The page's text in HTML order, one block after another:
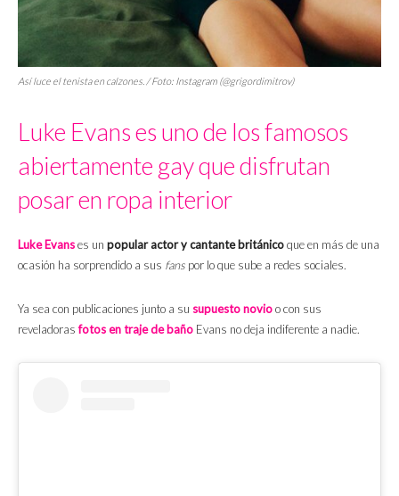
Así luce el tenista en calzones. / Foto: Instagram (@grigordimitrov)
Luke Evans es uno de los famosos
abiertamente gay que disfrutan
posar en ropa interior
Luke Evanses un popular actor y cantante británicoque en más de una
ocasión ha sorprendido a sus fans por lo que sube a redes sociales.
Ya sea con publicaciones junto a su supuesto novioo con sus
reveladorasfotos en traje de baño Evans no deja indiferente a nadie.